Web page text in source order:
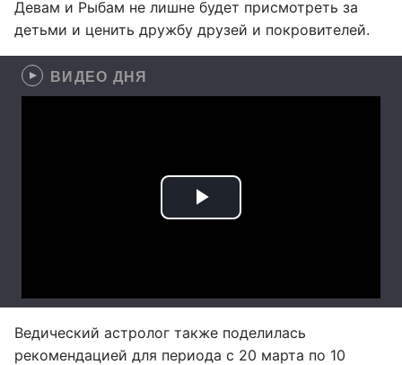
Девам и Рыбам не лишне будет присмотреть за
детьми и ценить дружбу друзей и покровителей.
ВИДЕО ДНЯ
Ведический астролог также поделилась
рекомендацией для периода с 20 марта по 10